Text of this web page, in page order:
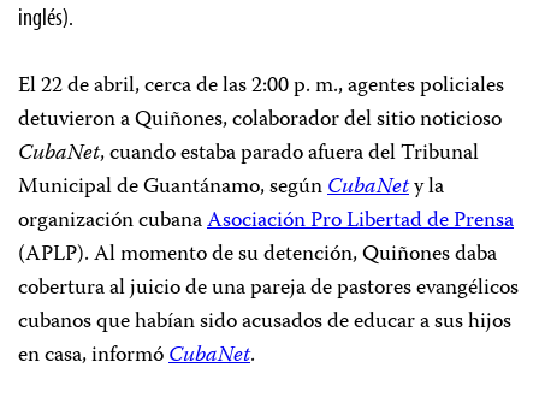
inglés).
El 22 de abril, cerca de las 2:00 p. m., agentes policiales
detuvieron a Quiñones,colaborador del sitio noticioso
CubaNet, cuando estaba parado afuera del Tribunal
Municipal de Guantánamo, segúnCubaNety la
organización cubanaAsociación Pro Libertad de Prensa
(APLP). Al momento de su detención, Quiñones daba
cobertura al juicio de una pareja de pastores evangélicos
cubanos que habían sido acusados de educar a sus hijos
en casa, informóCubaNet.